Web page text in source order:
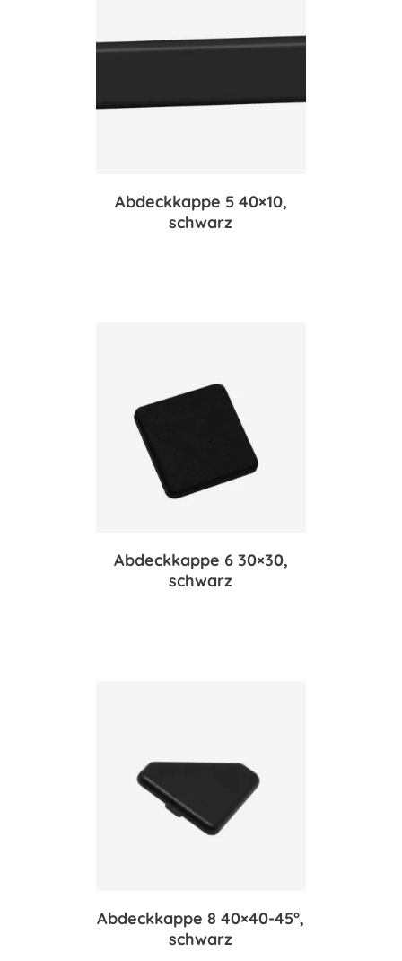
Abdeckkappe 5 40×10,
schwarz
Abdeckkappe 6 30×30,
schwarz
Abdeckkappe 8 40×40-45°,
schwarz